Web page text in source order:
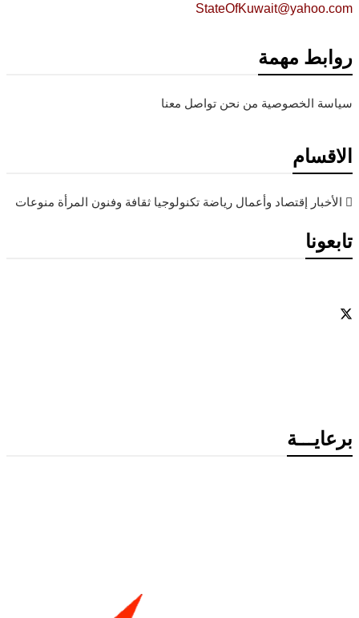
StateOfKuwait@yahoo.com
روابط مهمة
سياسة الخصوصية من نحن تواصل معنا
الاقسام
الأخبار إقتصاد وأعمال رياضة تكنولوجيا ثقافة وفنون المرأة منوعات
تابعونا
برعايـــة